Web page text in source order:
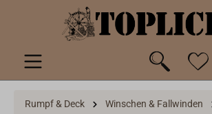
springen
Rumpf & Deck
Winschen & Fallwinden